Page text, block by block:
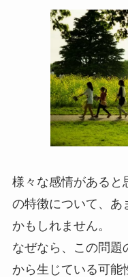
様々な感情があると
の特徴について、あ
かもしれません。
なぜなら、この問題
から生じている可能